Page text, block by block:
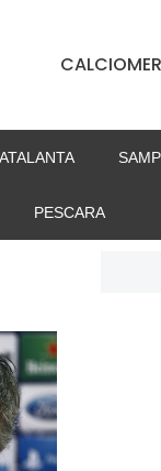
PESCARA